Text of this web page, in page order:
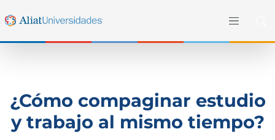
¿Cómo compaginar estudio
y trabajo al mismo tiempo?